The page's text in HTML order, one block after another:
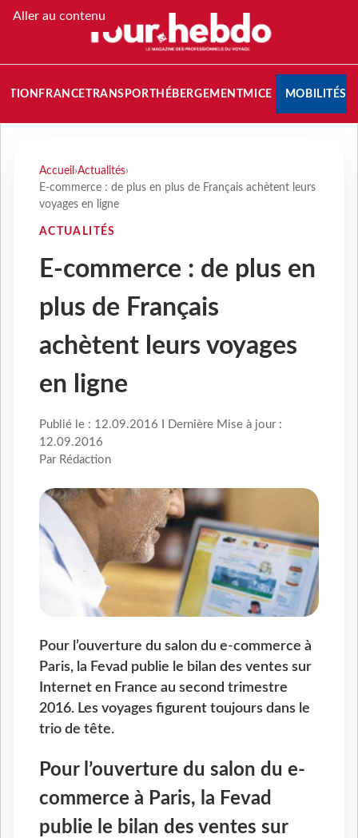
Aller au contenu
FRANCETRANSPORT HÉBERGEMENTMICE MOBILITÉS
Accueil ›Actualités›
E-commerce : de plus en plus de Français achètent leurs
voyages en ligne
ACTUALITÉS
E-commerce : de plus en
plus de Français
achètent leurs voyages
en ligne
Publié le : 12.09.2016 I Dernière Mise à jour :
12.09.2016
Par Rédaction
Pour l’ouverture du salon du e-commerce à
Paris, la Fevad publie le bilan des ventes sur
Internet en France au second trimestre
2016. Les voyages figurent toujours dans le
trio de tête.
Pour l’ouverture du salon du e-
commerce à Paris, la Fevad
publie le bilan des ventes sur